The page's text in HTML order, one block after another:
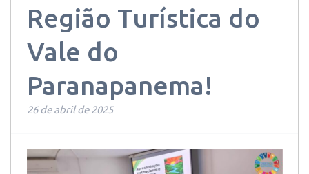
Região Turística do
Vale do
Paranapanema!
26 de abril de 2025